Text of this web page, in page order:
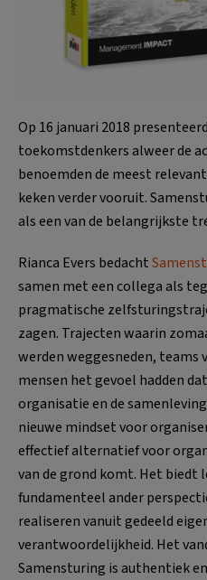
Op 16 januari 2018
toekomstdenkers alweer de
benoemden de meest
keken verder vooruit.
als een van de belangrijkste
Rianca Evers bedacht
samen met een collega als
pragmatische
zagen. Trajecten waarin
werden weggesneden, teams
mensen het gevoel hadden
organisatie en de
nieuwe mindset voor
effectief alternatief voor
van de grond komt. Het biedt
fundamenteel ander
realiseren vanuit gedeeld
verantwoordelijkheid. Het
Samensturing is authentiek